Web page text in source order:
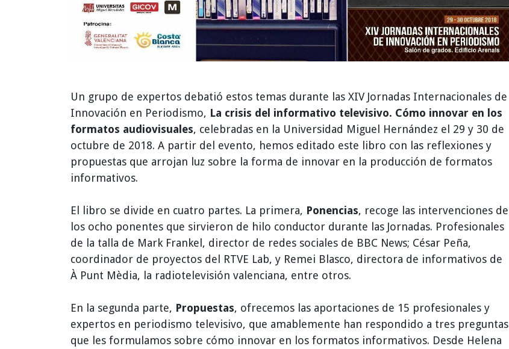
Un grupo de expertos debatió estos temas durante las XIV Jornadas Internacionales de
Innovación en Periodismo, La crisis del informativo televisivo. Cómo innovar en los
formatos audiovisuales, celebradas en la Universidad Miguel Hernández el 29 y 30 de
octubre de 2018. A partir del evento, hemos editado este libro con las reflexiones y
propuestas que arrojan luz sobre la forma de innovar en la producción de formatos
informativos.
El libro se divide en cuatro partes. La primera, Ponencias, recoge las intervenciones de
los ocho ponentes que sirvieron de hilo conductor durante las Jornadas. Profesionales
de la talla de Mark Frankel, director de redes sociales de BBC News; César Peña,
coordinador de proyectos del RTVE Lab, y Remei Blasco, directora de informativos de
À Punt Mèdia, la radiotelevisión valenciana, entre otros.
En la segunda parte, Propuestas, ofrecemos las aportaciones de 15 profesionales y
expertos en periodismo televisivo, que amablemente han respondido a tres preguntas
que les formulamos sobre cómo innovar en los formatos informativos. Desde Helena